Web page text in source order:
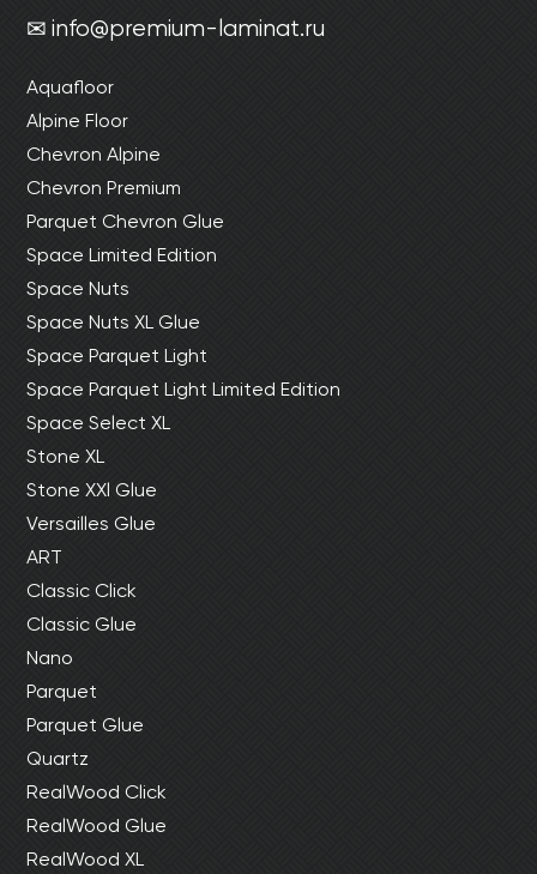
info@premium-laminat.ru
Aquafloor
Alpine Floor
Chevron Alpine
Chevron Premium
Parquet Chevron Glue
Space Limited Edition
Space Nuts
Space Nuts XL Glue
Space Parquet Light
Space Parquet Light Limited Edition
Space Select XL
Stone XL
Stone XXl Glue
Versailles Glue
ART
Classic Click
Classic Glue
Nano
Parquet
Parquet Glue
Quartz
RealWood Click
RealWood Glue
RealWood XL